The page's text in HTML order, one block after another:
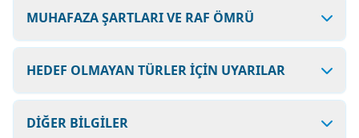
MUHAFAZA ŞARTLARI VE RAF ÖMRÜ
HEDEF OLMAYAN TÜRLER İÇİN UYARILAR
DİĞER BİLGİLER